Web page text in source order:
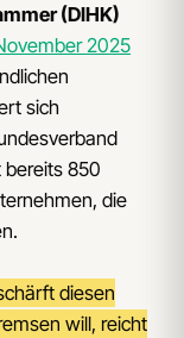
(DIHK)
2025
sich
850
die
diesen
will, reicht